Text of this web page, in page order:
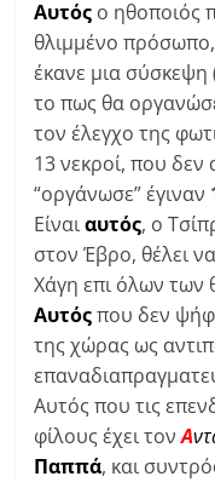
Αυτός ο ηθοποιός
θλιμμένο
έκανε μια σύσκεψη
το πως θα
τον έλεγχο της
13 νεκροί, που
“οργάνωσε” έγιναν
Είναιαυτός, ο
στον Έβρο, θέλει
Χάγη επι όλων των
Αυτός που δεν
της χώρας ως
Αυτός που τις
φίλους έχει τονΑ
Παππά, και